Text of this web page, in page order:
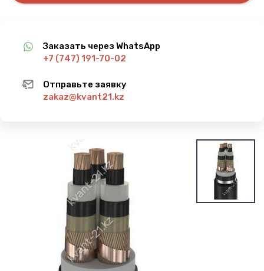
Заказать через WhatsApp
+7 (747) 191-70-02
Отправьте заявку
zakaz@kvant21.kz